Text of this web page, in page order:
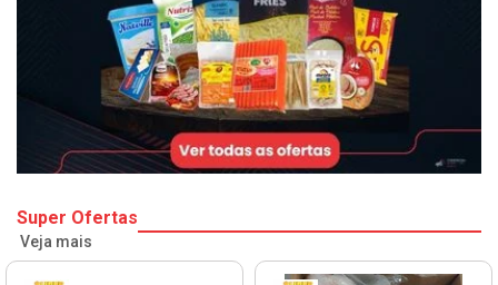
Super Ofertas
Veja mais